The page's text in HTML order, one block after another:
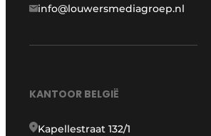
info@louwersmediagroep.nl
KANTOOR BELGIË
Kapellestraat 132/1